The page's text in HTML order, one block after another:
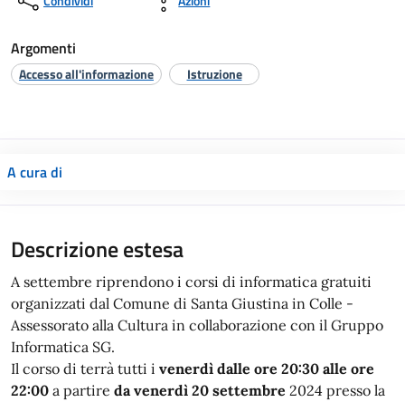
Argomenti
Accesso all'informazione Istruzione
A cura di
Descrizione estesa
A settembre riprendono i corsi di informatica gratuiti
organizzati dal Comune di Santa Giustina in Colle -
Assessorato alla Cultura in collaborazione con il Gruppo
Informatica SG.
Il corso di terrà tutti i venerdì dalle ore 20:30 alle ore
22:00 a partire da venerdì 20 settembre 2024 presso la